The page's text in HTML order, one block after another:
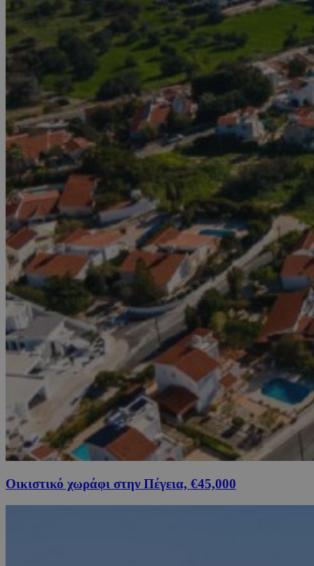
Οικιστικό χωράφι στην Πέγεια, €45,000